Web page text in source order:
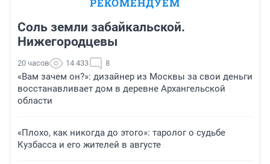
РЕКОМЕНДУЕМ
Соль земли забайкальской.
Нижегородцевы
20 часов 14 433 8
«Вам зачем он?»: дизайнер из Москвы за свои деньги
восстанавливает дом в деревне Архангельской
области
«Плохо, как никогда до этого»: таролог о судьбе
Кузбасса и его жителей в августе